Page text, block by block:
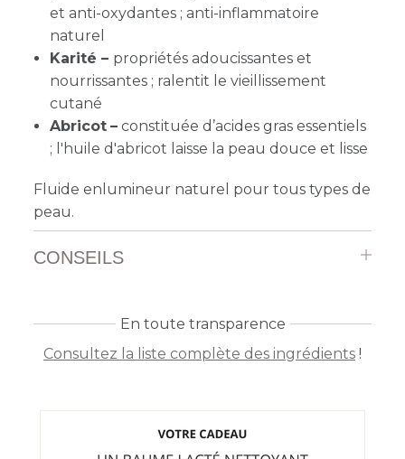
et anti-oxydantes ; anti-inflammatoire
naturel
Karité – propriétés adoucissantes et
nourrissantes ; ralentit le vieillissement
cutané
Abricot – constituée d’acides gras essentiels
; l'huile d'abricot laisse la peau douce et lisse
Fluide enlumineur naturel pour tous types de
peau.
CONSEILS
En toute transparence
Consultez la liste complète des ingrédients !